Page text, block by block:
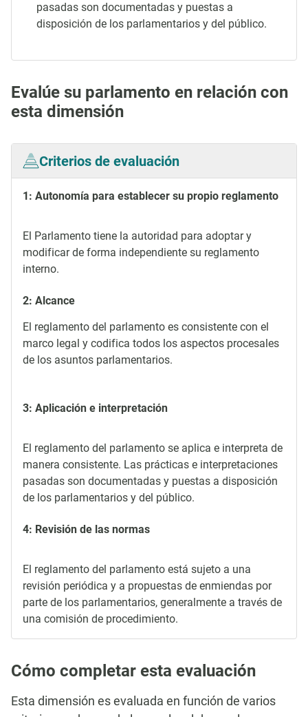
pasadas son documentadas y puestas a
disposición de los parlamentarios y del público.
Evalúe su parlamento en relación con
esta dimensión
Criterios de evaluación
1: Autonomía para establecer su propio reglamento
El Parlamento tiene la autoridad para adoptar y
modificar de forma independiente su reglamento
interno.
2: Alcance
El reglamento del parlamento es consistente con el
marco legal y codifica todos los aspectos procesales
de los asuntos parlamentarios.
3: Aplicación e interpretación
El reglamento del parlamento se aplica e interpreta de
manera consistente. Las prácticas e interpretaciones
pasadas son documentadas y puestas a disposición
de los parlamentarios y del público.
4: Revisión de las normas
El reglamento del parlamento está sujeto a una
revisión periódica y a propuestas de enmiendas por
parte de los parlamentarios, generalmente a través de
una comisión de procedimiento.
Cómo completar esta evaluación
Esta dimensión es evaluada en función de varios